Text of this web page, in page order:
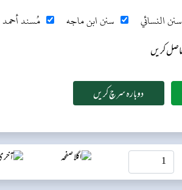
سنن النسائي سنن ابن ماجه
مُسند أحمد